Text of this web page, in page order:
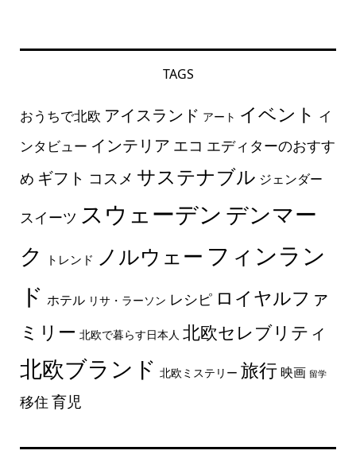
TAGS
おうちで北欧 アイスランド アート イベント イ
ンタビュー インテリア エコ エディターのおすす
め ギフト コスメ サステナブル ジェンダー
スイーツ スウェーデン デンマー
ク
トレンド ノルウェー フィンラン
ド ホテル リサ・ラーソン レシピ ロイヤルファ
ミリー 北欧で暮らす日本人 北欧セレブリティ
北欧ブランド 北欧ミステリー 旅行映画 留学
移住 育児